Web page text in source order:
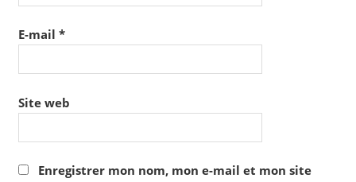
E-mail *
Site web
Enregistrer mon nom, mon e-mail et mon site